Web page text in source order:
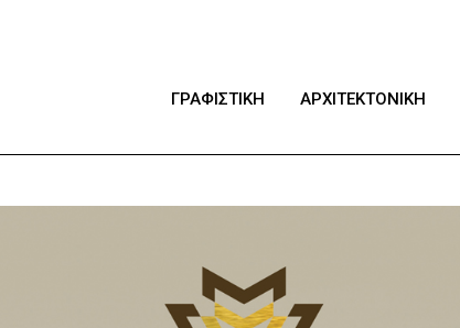
ΓΡΑΦΙΣΤΙΚΗ ΑΡΧΙΤΕΚΤΟΝΙΚΗ